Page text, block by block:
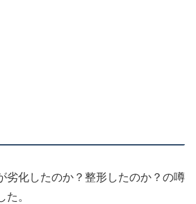
劣化したのか？整形したのか？の噂
。